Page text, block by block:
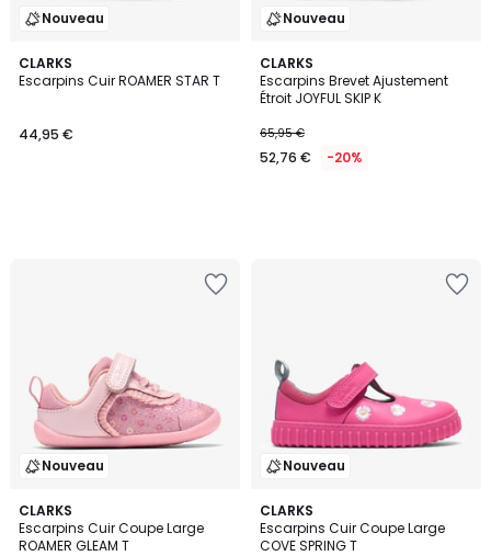
Nouveau
CLARKS
Escarpins Cuir ROAMER STAR T
44,95 €
Nouveau
CLARKS
Escarpins Brevet Ajustement
Étroit JOYFUL SKIP K
65,95 €
52,76 € -20%
Nouveau
CLARKS
Escarpins Cuir Coupe Large
ROAMER GLEAM T
2
Couleurs
Nouveau
CLARKS
Escarpins Cuir Coupe Large
COVE SPRING T
2
Couleurs